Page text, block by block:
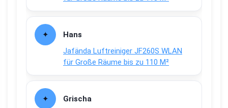
Hans
Jafända Luftreiniger JF260S WLAN
für Große Räume bis zu 110 M²
Grischa